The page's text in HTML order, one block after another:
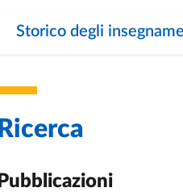
Storico degli
Ricerca
Pubblicazioni